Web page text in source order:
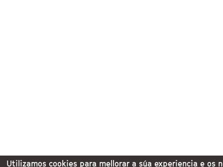
Utilizamos cookies para mellorar a súa experiencia e os